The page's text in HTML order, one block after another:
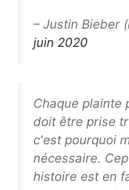
– Justin Bieber
juin 2020
Chaque plainte
doit être prise
c'est pourquoi
nécessaire.
histoire est en